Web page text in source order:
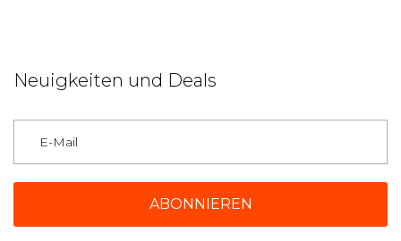
Neuigkeiten und Deals